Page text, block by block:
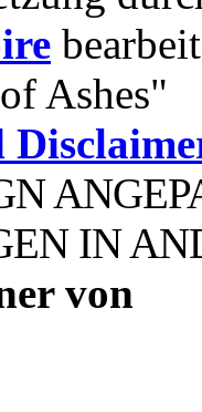
Ashes"
IN
von